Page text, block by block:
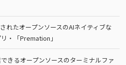
れたオープンソースのAIネイティブな
・「Premation」
きるオープンソースのターミナルファ